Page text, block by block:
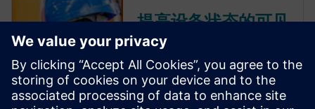
提高设备状态的可见
性，实现主动且经济
高效的维护
随着供应链成本的上升，现有